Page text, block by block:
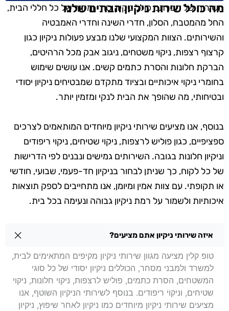
מה כולל שירות ניקיון הבתים שלנו
השירות של חברתנו כולל ניקיון יסודי ומקיף של כל חללי הבית,
החל מהמטבח, הסלון, חדרי השינה וחדרי האמבטיה
והשירותים. הצוות המקצועי שלנו מבצע פעולות ניקיון כגון
קרצוף רצפות, ניקוי משטחים, ניגוב אבק מכל הרהיטים,
הברקת חלונות והסרת כתמים קשים. אנו עושים שימוש
בחומרי ניקוי איכותיים ובציוד מתקדם שמבטיחים ניקיון יסודי
ובטיחותי, מה שהופך את הבית לנקי ומזמין יותר.
בנוסף, אנו מציעים שירותי ניקיון מיוחדים המותאמים לצרכים
ספציפיים, כגון פוליש לרצפות, ניקוי שטיחים, ניקוי ריפודים
וניקיון חלונות בגובה. השירותים גמישים ונבנים לפי הדרישות
של כל לקוח, כך שניתן לבחור בניקיון חד-פעמי, שבועי, חודשי
או תקופתי. עם צוות אמין ומיומן, אנו מתחייבים לספק תוצאות
איכותיות ולשמור על רמת ניקיון גבוהה ונעימה בכל בית.
שאלות בנושא ניקיון בתים בגבעת שמואל
איזה שירותי ניקיון אתם מציעים?
טופ קלין מציעה מגוון שירותי ניקיון מקיפים המתאימים לבית,
למשרד ולמבני מסחר, הכוללים ניקיון יסודי של כל סוגי
המשטחים, הסרת כתמים, פוליש לרצפות, ניקוי חלונות, ניקוי
שטיחים, וניקוי ריפודים. בנוסף לשירותי הניקיון השוטף, אנו
מציעים שירותי ניקיון מיוחדים כמו ניקיון לאחר שיפוץ, ניקיון